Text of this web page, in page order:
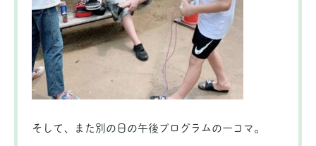
そして、また別の日の午後プログラムの一コマ。